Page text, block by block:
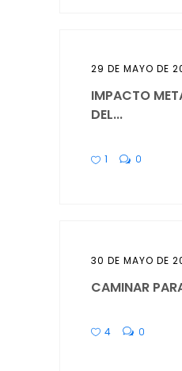
29 DE MAYO DE
IMPACTO
DEL...
1 0
30 DE MAYO DE
CAMINAR
4 0